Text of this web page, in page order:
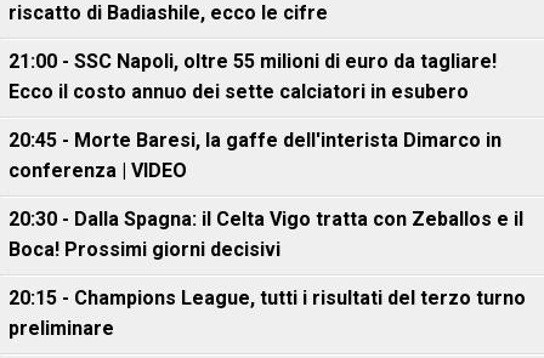
riscatto di Badiashile, ecco le cifre
21:00 - SSC Napoli, oltre 55 milioni di euro da tagliare!
Ecco il costo annuo dei sette calciatori in esubero
20:45 - Morte Baresi, la gaffe dell'interista Dimarco in
conferenza | VIDEO
20:30 - Dalla Spagna: il Celta Vigo tratta con Zeballos e il
Boca! Prossimi giorni decisivi
20:15 - Champions League, tutti i risultati del terzo turno
preliminare